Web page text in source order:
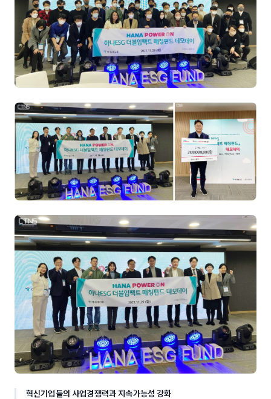
혁신기업들의 사업경쟁력과 지속가능성 강화